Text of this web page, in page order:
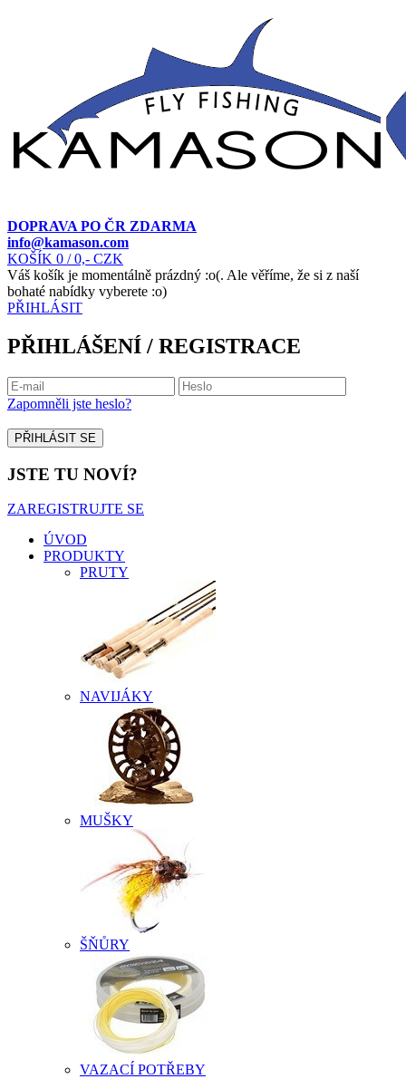
DOPRAVA PO ČR ZDARMA
info@kamason.com
KOŠÍK 0 / 0,- CZK
Váš košík je momentálně prázdný :o(. Ale věříme, že si z naší
bohaté nabídky vyberete :o)
PŘIHLÁSIT
PŘIHLÁŠENÍ / REGISTRACE
Zapomněli jste heslo?
JSTE TU NOVÍ?
ZAREGISTRUJTE SE
ÚVOD
PRODUKTY
PRUTY
NAVIJÁKY
MUŠKY
ŠŇŮRY
VAZACÍ POTŘEBY